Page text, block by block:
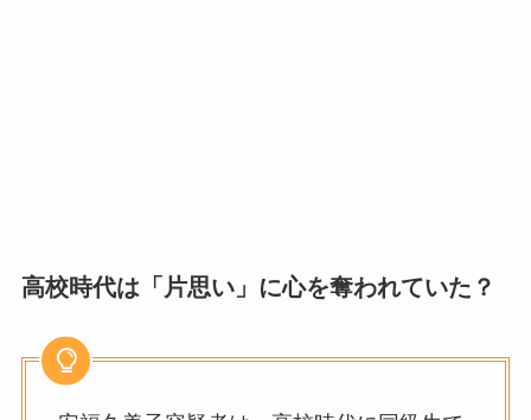
高校時代は「片思い」に心を奪われていた？